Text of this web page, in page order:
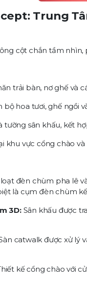
Trung
cột chắn tầm
trải bàn, nơ ghế và
hoa tươi, ghế ngồi
tường sân khấu, kết
khu vực cổng chào
đèn chùm pha lê
là cụm đèn chùm
3D: Sân khấu được
catwalk được xử lý
kế cổng chào với